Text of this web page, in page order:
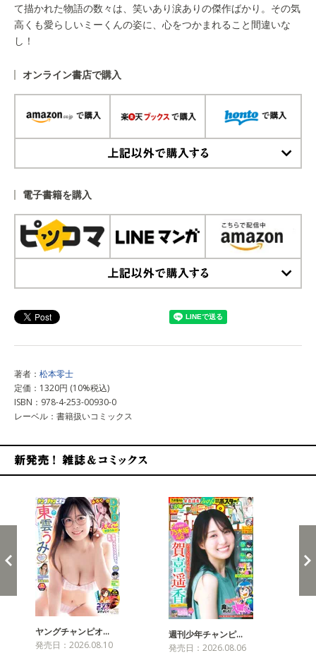
て描かれた物語の数々は、笑いあり涙ありの傑作ばかり。その気
高くも愛らしいミーくんの姿に、心をつかまれること間違いな
し！
オンライン書店で購入
電子書籍を購入
著者： 松本零士
定価：1320円 (10%税込)
ISBN：978-4-253-00930-0
レーベル：書籍扱いコミックス
ヤングチャンピオ…
発売日：2026.08.10
週刊少年チャンピ…
発売日：2026.08.06